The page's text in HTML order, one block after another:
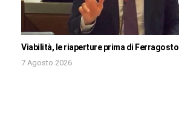
Viabilità, le riaperture prima di Ferragosto
7 Agosto 2026